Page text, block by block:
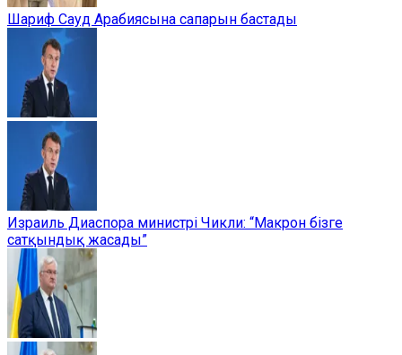
Шариф Сауд Арабиясына сапарын бастады
Израиль Диаспора министрі Чикли: “Макрон бізге
сатқындық жасады”